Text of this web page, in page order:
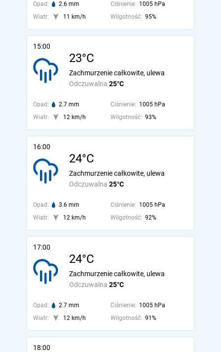
Opad: 2.6 mm Ciśnienie: 1005 hPa
Wiatr:
11 km/h Wilgotność: 95%
15:00
23°C
Odczuwalna 25°C
Zachmurzenie całkowite, ulewa
Opad: 2.7 mm Ciśnienie: 1005 hPa
Wiatr:
12 km/h Wilgotność: 93%
16:00
24°C
Odczuwalna 25°C
Zachmurzenie całkowite, ulewa
Opad: 3.6 mm Ciśnienie: 1005 hPa
Wiatr:
12 km/h Wilgotność: 92%
17:00
24°C
Odczuwalna 25°C
Zachmurzenie całkowite, ulewa
Opad: 2.7 mm Ciśnienie: 1005 hPa
Wiatr:
12 km/h Wilgotność: 91%
18:00